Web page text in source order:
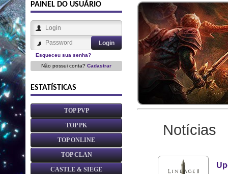
PAINEL DO USUÁRIO
Esqueceu sua senha?
Não possui conta? Cadastrar
ESTATÍSTICAS
TOP PVP
TOP PK
TOP ONLINE
TOP CLAN
CASTLE & SIEGE
Notícias